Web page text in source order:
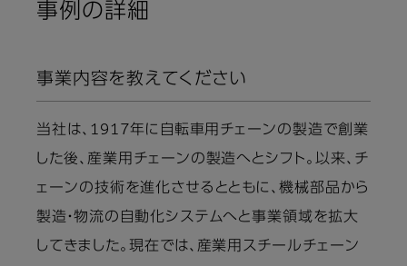
事例の詳細
事業内容を教えてください
当社は、1917年に自転車用チェーンの製造で創業
した後、産業用チェーンの製造へとシフト。以来、チ
ェーンの技術を進化させるとともに、機械部品から
製造・物流の自動化システムへと事業領域を拡大
してきました。現在では、産業用スチールチェーン